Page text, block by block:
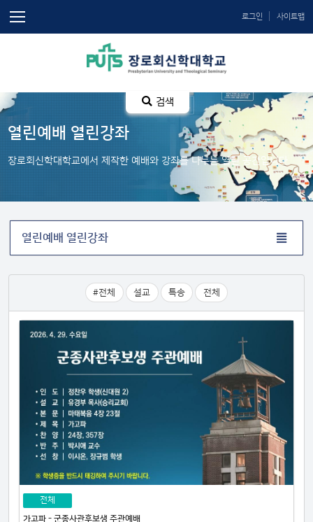
로그인 사이트맵
검색
열린예배 열린강좌
장로회신학대학교에서 제작한 예배와 강좌를 나누는 열린 공간입니다.
열린예배 열린강좌
#전체 설교 특송 전체
전체
가고파 - 군종사관후보생 주관예배